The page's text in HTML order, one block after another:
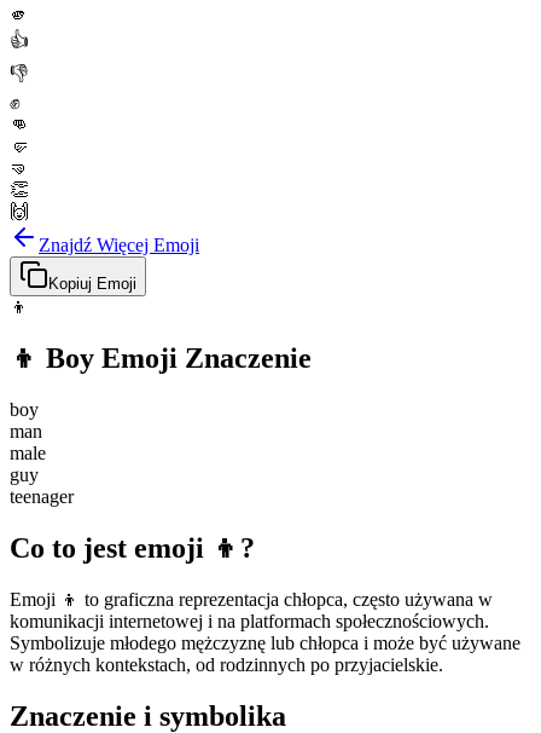
🫵
👍
👎
✊
👊
🤛
🤜
👏
🙌
Znajdź Więcej Emoji
Kopiuj Emoji
👦
👦 Boy Emoji Znaczenie
boy
man
male
guy
teenager
Co to jest emoji 👦?
Emoji 👦 to graficzna reprezentacja chłopca, często używana w
komunikacji internetowej i na platformach społecznościowych.
Symbolizuje młodego mężczyznę lub chłopca i może być używane
w różnych kontekstach, od rodzinnych po przyjacielskie.
Znaczenie i symbolika